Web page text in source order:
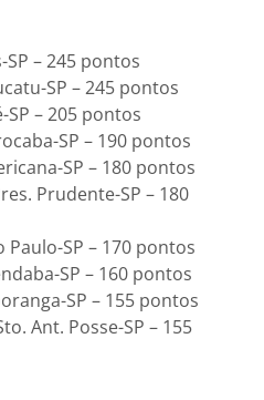
SP – 245 pontos
SP – 245 pontos
SP – 205 pontos
SP – 190 pontos
SP – 180 pontos
Prudente-SP – 180
Paulo-SP – 170 pontos
SP – 160 pontos
SP – 155 pontos
Ant. Posse-SP – 155